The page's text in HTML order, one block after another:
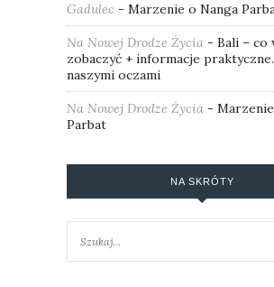
Gadulec - Marzenie o Nanga
Na Nowej Drodze Życia - Bali – co
zobaczyć + informacje
naszymi oczami
Na Nowej Drodze Życia -
Parbat
NA SKRÓTY